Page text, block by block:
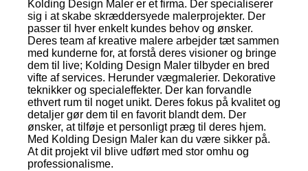
Kolding Design Maler er et firma. Der specialiserer
sig i at skabe skræddersyede malerprojekter. Der
passer til hver enkelt kundes behov og ønsker.
Deres team af kreative malere arbejder tæt sammen
med kunderne for, at forstå deres visioner og bringe
dem til live; Kolding Design Maler tilbyder en bred
vifte af services. Herunder vægmalerier. Dekorative
teknikker og specialeffekter. Der kan forvandle
ethvert rum til noget unikt. Deres fokus på kvalitet og
detaljer gør dem til en favorit blandt dem. Der
ønsker, at tilføje et personligt præg til deres hjem.
Med Kolding Design Maler kan du være sikker på.
At dit projekt vil blive udført med stor omhu og
professionalisme.